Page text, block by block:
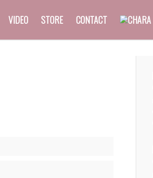
VIDEO STORE CONTACT